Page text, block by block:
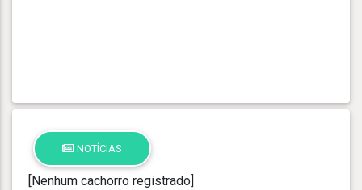
NOTÍCIAS
[Nenhum cachorro registrado]